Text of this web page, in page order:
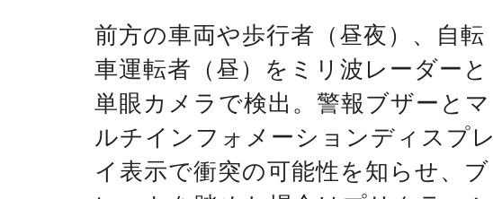
前方の車両や歩行者（昼夜）、自転
車運転者（昼）をミリ波レーダーと
単眼カメラで検出。警報ブザーとマ
ルチインフォメーションディスプレ
イ表示で衝突の可能性を知らせ、ブ